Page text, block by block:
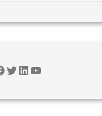
Twitter LinkedIn YouTube